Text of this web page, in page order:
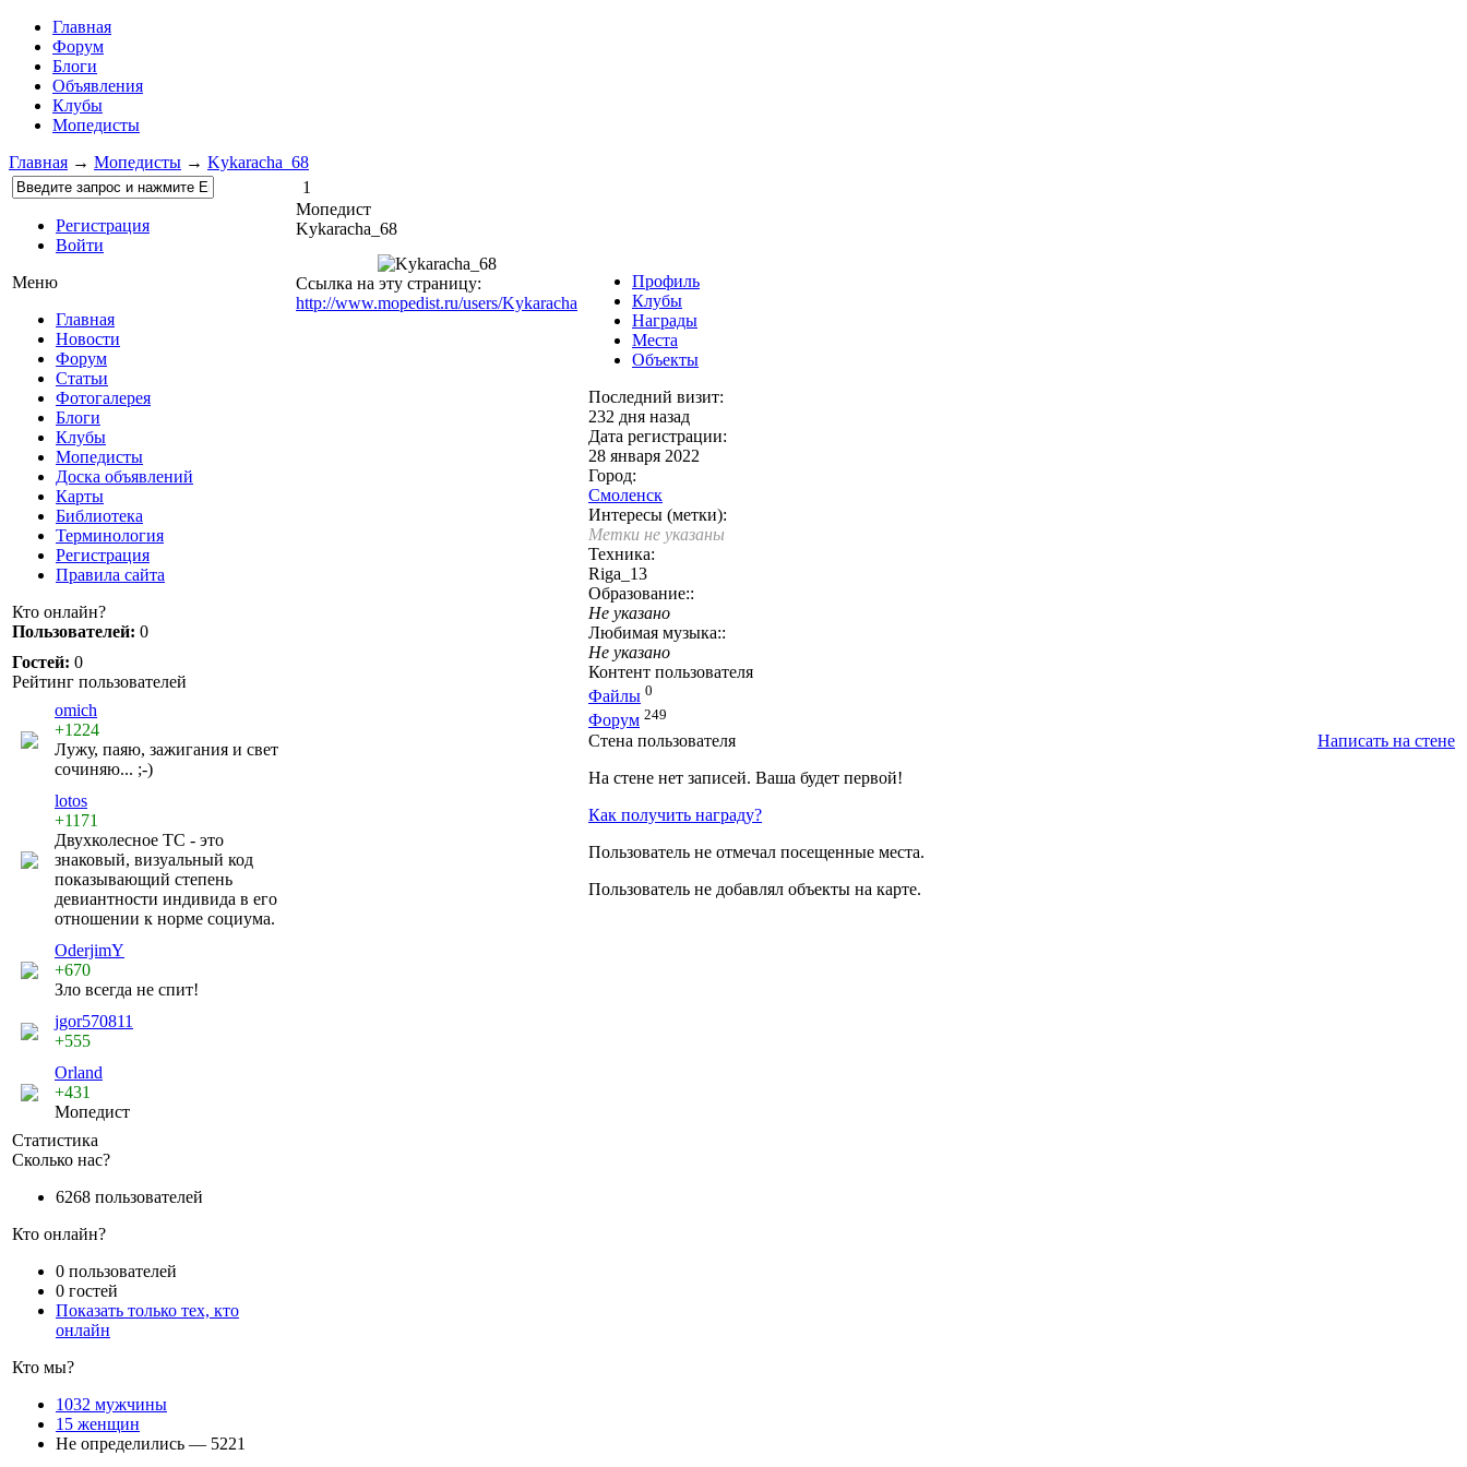
Главная
Форум
Блоги
Объявления
Клубы
Мопедисты
Главная → Мопедисты → Kykaracha_68
Регистрация
Войти
Меню
Главная
Новости
Форум
Статьи
Фотогалерея
Блоги
Клубы
Мопедисты
Доска объявлений
Карты
Библиотека
Терминология
Регистрация
Правила сайта
Кто онлайн?
Пользователей: 0
Гостей: 0
Рейтинг пользователей
omich
+1224
Лужу, паяю, зажигания и свет
сочиняю... ;-)
lotos
+1171
Двухколесное ТС - это
знаковый, визуальный код
показывающий степень
девиантности индивида в его
отношении к норме социума.
OderjimY
+670
Зло всегда не спит!
jgor570811
+555
Orland
+431
Мопедист
Статистика
Сколько нас?
6268 пользователей
Кто онлайн?
0 пользователей
0 гостей
Показать только тех, кто
онлайн
Кто мы?
1032 мужчины
15 женщин
Не определились — 5221
1
Мопедист
Kykaracha_68
Ссылка на эту страницу:
http://www.mopedist.ru/users/Kykaracha
Профиль
Клубы
Награды
Места
Объекты
Последний визит:
232 дня назад
Дата регистрации:
28 января 2022
Город:
Смоленск
Интересы (метки):
Метки не указаны
Техника:
Riga_13
Образование::
Не указано
Любимая музыка::
Не указано
Контент пользователя
Файлы 0
Форум 249
Стена пользователя
Написать на стене
На стене нет записей. Ваша будет первой!
Как получить награду?
Пользователь не отмечал посещенные места.
Пользователь не добавлял объекты на карте.